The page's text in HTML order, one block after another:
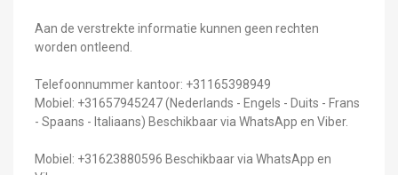
Aan de verstrekte informatie kunnen geen rechten
worden ontleend.
Telefoonnummer kantoor: +31165398949
Mobiel: +31657945247 (Nederlands - Engels - Duits - Frans
- Spaans - Italiaans) Beschikbaar via WhatsApp en Viber.
Mobiel: +31623880596 Beschikbaar via WhatsApp en